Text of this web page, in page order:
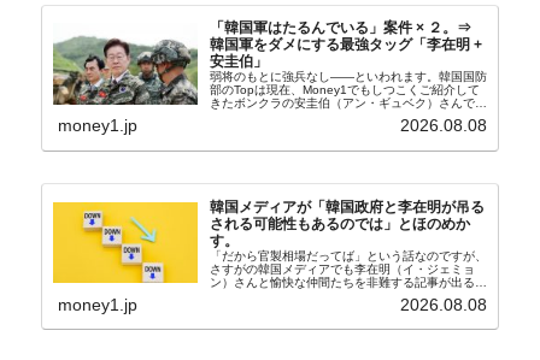
「韓国軍はたるんでいる」案件 × ２。⇒
韓国軍をダメにする最強タッグ「李在明 +
安圭伯」
弱将のもとに強兵なし――といわれます。韓国国防
部のTopは現在、Money1でもしつこくご紹介して
きたボンクラの安圭伯（アン・ギュベク）さんで
す。↑経済的無知蒙昧な李在明（イ・ジェミョン）
さんと「韓国初の文官上がり」の国防部長官安圭伯
money1.jp 2026.08.08
韓国メディアが「韓国政府と李在明が吊る
される可能性もあるのでは」とほのめか
す。
「だから官製相場だってば」という話なのですが、
さすがの韓国メディアでも李在明（イ・ジェミョ
ン）さんと愉快な仲間たちを非難する記事が出るよ
『朝鮮日報』に面白い記事が出ています。「東西南
money1.jp 2026.08.08